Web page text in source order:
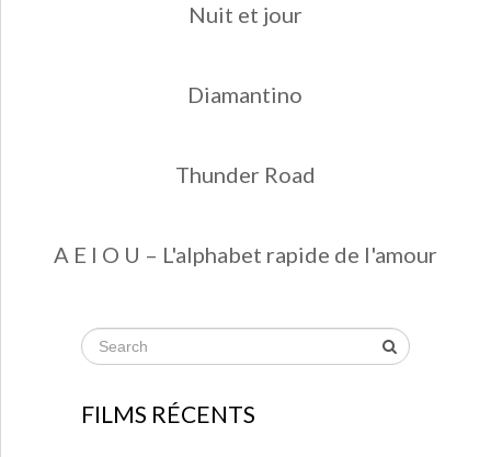
Nuit et jour
Diamantino
Thunder Road
A E I O U – L'alphabet rapide de l'amour
FILMS RÉCENTS